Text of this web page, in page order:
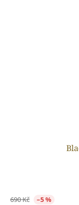
690 Kč –5 %